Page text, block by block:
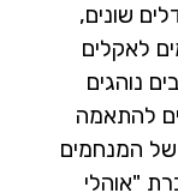
שונים,
לאקלים
נוהגים
להתאמה
המנחמים
"אוהלי